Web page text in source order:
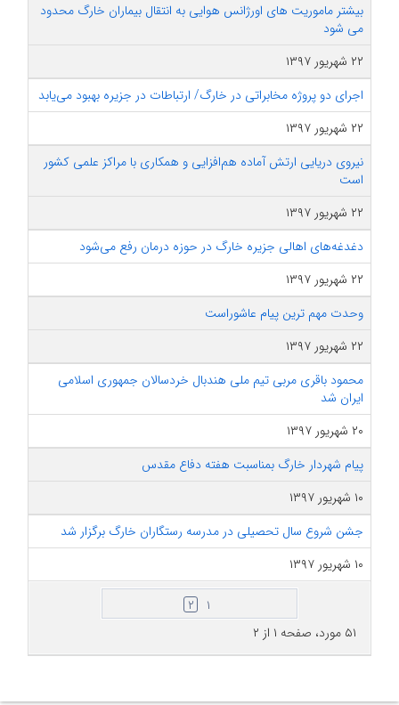
بیشتر ماموریت های اورژانس هوایی به انتقال بیماران خارگ محدود
می شود
۲۲ شهریور ۱۳۹۷
اجرای دو پروژه مخابراتی در خارگ/ ارتباطات در جزیره بهبود می‌یابد
۲۲ شهریور ۱۳۹۷
نیروی دریایی ارتش آماده هم‌افزایی و همکاری با مراکز علمی کشور
است
۲۲ شهریور ۱۳۹۷
دغدغه‌های اهالی جزیره خارگ در حوزه درمان رفع می‌شود
۲۲ شهریور ۱۳۹۷
وحدت مهم ترین پیام عاشوراست
۲۲ شهریور ۱۳۹۷
محمود باقری مربی تیم ملی هندبال خردسالان جمهوری اسلامی
ایران شد
۲۰ شهریور ۱۳۹۷
پیام شهردار خارگ بمناسبت هفته دفاع مقدس
۱۰ شهریور ۱۳۹۷
جشن شروع سال تحصیلی در مدرسه رستگاران خارگ برگزار شد
۱۰ شهریور ۱۳۹۷
۱
۲
۵۱ مورد، صفحه ۱ از ۲